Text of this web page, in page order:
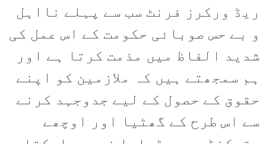
ریڈ ورکرز فرنٹ سب سے پہلے نااہل
و بے حس صوبائی حکومت کے اس عمل کی
شدید الفاظ میں مذمت کرتا ہے اور
ہم سمجھتے ہیں کہ ملازمین کو اپنے
حقوق کے حصول کے لیے جدوجہد کرنے
سے اس طرح کے گھٹیا اور اوچھے